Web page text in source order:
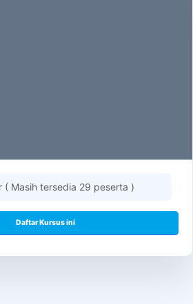
( Masih tersedia 29 peserta )
Daftar Kursus ini